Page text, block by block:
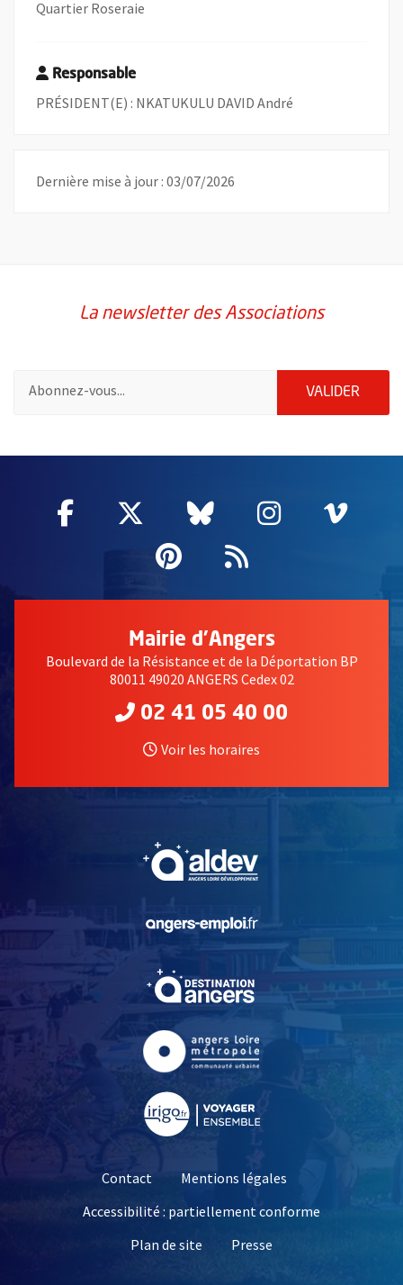
Quartier Roseraie
Responsable
PRÉSIDENT(E) : NKATUKULU DAVID André
Dernière mise à jour : 03/07/2026
La newsletter des Associations
VALIDER
Facebook
, Ouvre une nouvelle fenêtre
Twitter
, Ouvre une nouvelle
Bluesky
, Ouvre une
Instagram
, Ouvre
,
Pinterest
, Ouvre une
Flux RSS
Mairie d'Angers
Boulevard de la Résistance et de la Déportation BP
80011 49020 ANGERS Cedex 02
02 41 05 40 00
Voir les horaires
, Ouvre une nouvelle
, Ouvre une nouvelle
Contact
Mentions légales
Accessibilité : partiellement conforme
Plan de site
Presse